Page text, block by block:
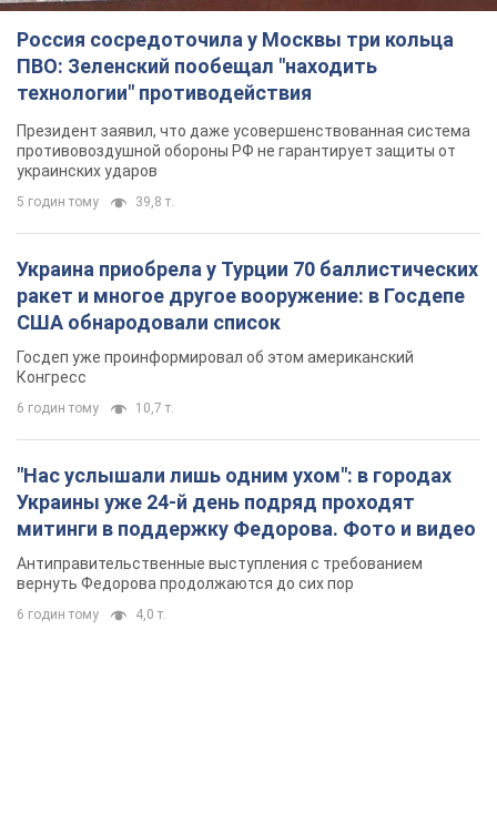
Россия сосредоточила у Москвы три кольца
ПВО: Зеленский пообещал "находить
технологии" противодействия
Президент заявил, что даже усовершенствованная система
противовоздушной обороны РФ не гарантирует защиты от
украинских ударов
5 годин тому 39,8 т.
Украина приобрела у Турции 70 баллистических
ракет и многое другое вооружение: в Госдепе
США обнародовали список
Госдеп уже проинформировал об этом американский
Конгресс
6 годин тому 10,7 т.
"Нас услышали лишь одним ухом": в городах
Украины уже 24-й день подряд проходят
митинги в поддержку Федорова. Фото и видео
Антиправительственные выступления с требованием
вернуть Федорова продолжаются до сих пор
6 годин тому 4,0 т.